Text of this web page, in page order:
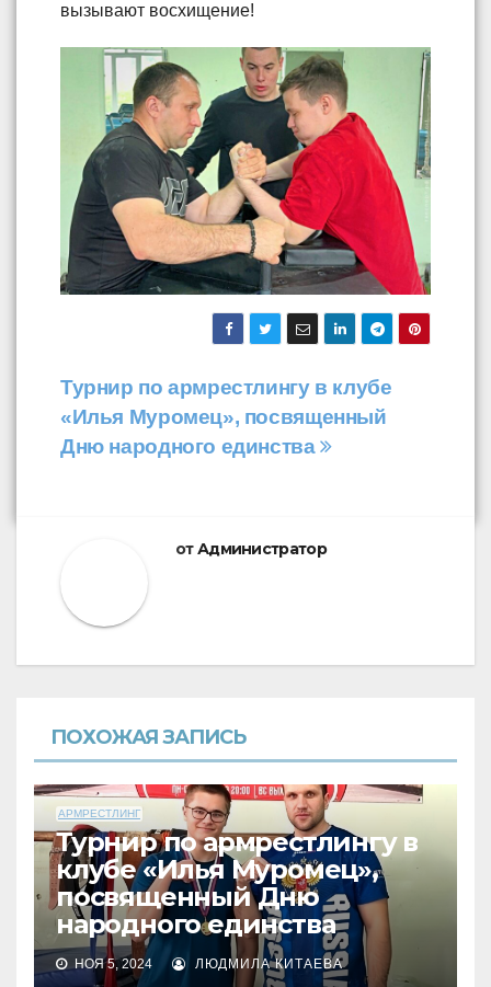
вызывают восхищение!
Навигация
по
Турнир по армрестлингу в клубе
«Илья Муромец», посвященный
Дню народного единства
отАдминистратор
ПОХОЖАЯ ЗАПИСЬ
АРМРЕСТЛИНГ
Турнир по армрестлингу в
клубе «Илья Муромец»,
посвященный Дню
народного единства
НОЯ 5, 2024 ЛЮДМИЛА КИТАЕВА